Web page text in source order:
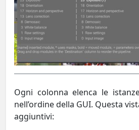
Ogni colonna elenca le
nell’ordine della GUI. Questa
aggiuntivi: